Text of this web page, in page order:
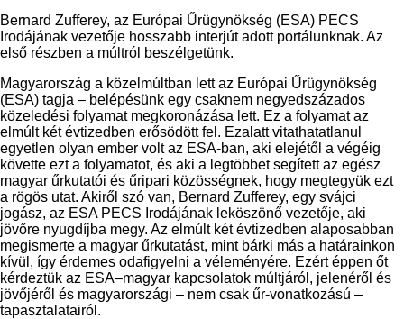
Bernard Zufferey, az Európai Űrügynökség (ESA) PECS
Irodájának vezetője hosszabb interjút adott portálunknak. Az
első részben a múltról beszélgetünk.
Magyarország a közelmúltban lett az Európai Űrügynökség
(ESA) tagja – belépésünk egy csaknem negyedszázados
közeledési folyamat megkoronázása lett. Ez a folyamat az
elmúlt két évtizedben erősödött fel. Ezalatt vitathatatlanul
egyetlen olyan ember volt az ESA-ban, aki elejétől a végéig
követte ezt a folyamatot, és aki a legtöbbet segített az egész
magyar űrkutatói és űripari közösségnek, hogy megtegyük ezt
a rögös utat. Akiről szó van, Bernard Zufferey, egy svájci
jogász, az ESA PECS Irodájának leköszönő vezetője, aki
jövőre nyugdíjba megy. Az elmúlt két évtizedben alaposabban
megismerte a magyar űrkutatást, mint bárki más a határainkon
kívül, így érdemes odafigyelni a véleményére. Ezért éppen őt
kérdeztük az ESA–magyar kapcsolatok múltjáról, jelenéről és
jövőjéről és magyarországi – nem csak űr-vonatkozású –
tapasztalatairól.